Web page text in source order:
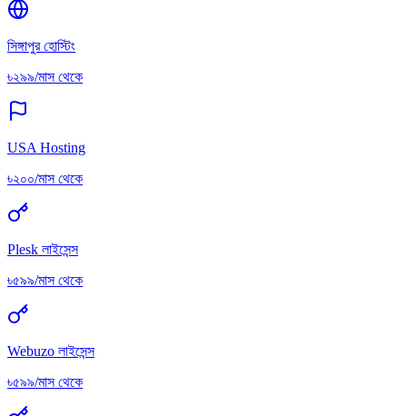
সিঙ্গাপুর হোস্টিং
৳২৯৯/মাস থেকে
USA Hosting
৳২০০/মাস থেকে
Plesk লাইসেন্স
৳৫৯৯/মাস থেকে
Webuzo লাইসেন্স
৳৫৯৯/মাস থেকে